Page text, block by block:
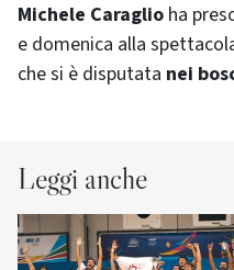
Michele Caraglio ha
e domenica alla
che si è disputata nei
Leggi anche